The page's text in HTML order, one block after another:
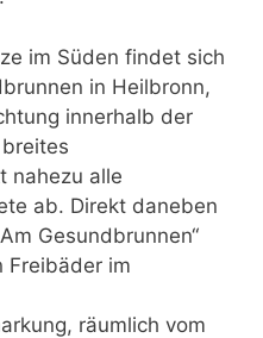
im Süden findet sich
in Heilbronn,
innerhalb der
nahezu alle
ab. Direkt daneben
Gesundbrunnen“
Freibäder im
räumlich vom